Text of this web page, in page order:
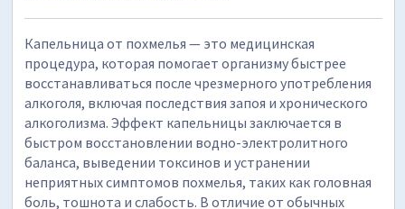
Капельница от похмелья — это медицинская
процедура, которая помогает организму быстрее
восстанавливаться после чрезмерного употребления
алкоголя, включая последствия запоя и хронического
алкоголизма. Эффект капельницы заключается в
быстром восстановлении водно-электролитного
баланса, выведении токсинов и устранении
неприятных симптомов похмелья, таких как головная
боль, тошнота и слабость. В отличие от обычных